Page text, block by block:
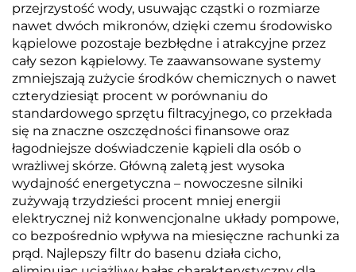
przejrzystość wody, usuwając cząstki o rozmiarze
nawet dwóch mikronów, dzięki czemu środowisko
kąpielowe pozostaje bezbłędne i atrakcyjne przez
cały sezon kąpielowy. Te zaawansowane systemy
zmniejszają zużycie środków chemicznych o nawet
czterydziesiąt procent w porównaniu do
standardowego sprzętu filtracyjnego, co przekłada
się na znaczne oszczędności finansowe oraz
łagodniejsze doświadczenie kąpieli dla osób o
wrażliwej skórze. Główną zaletą jest wysoka
wydajność energetyczna – nowoczesne silniki
zużywają trzydzieści procent mniej energii
elektrycznej niż konwencjonalne układy pompowe,
co bezpośrednio wpływa na miesięczne rachunki za
prąd. Najlepszy filtr do basenu działa cicho,